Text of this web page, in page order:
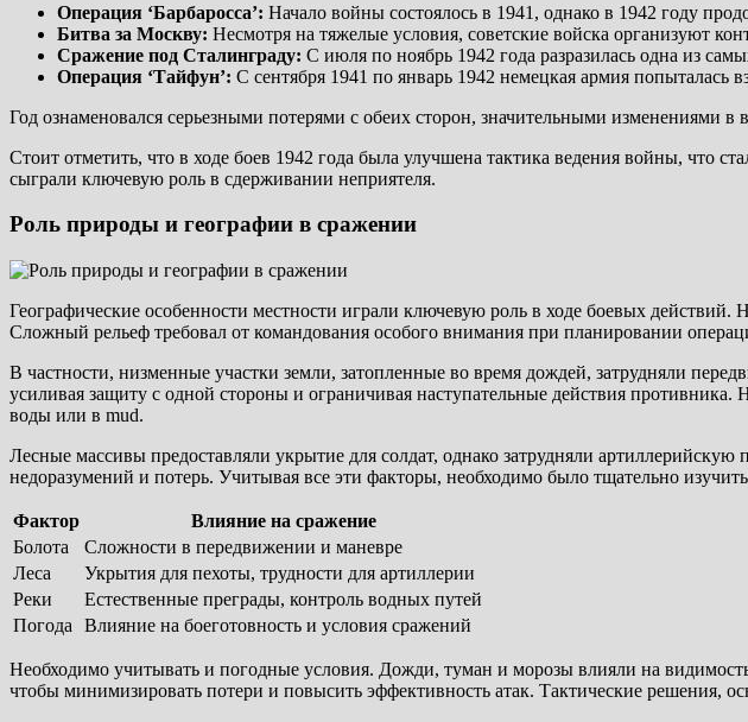
Операция ‘Барбаросса’: Начало войны состоялось в 1941, однако в 1942 году
Битва за Москву: Несмотря на тяжелые условия, советские войска организуют
Сражение под Сталинграду: С июля по ноябрь 1942 года разразилась одна из
Операция ‘Тайфун’: С сентября 1941 по январь 1942 немецкая армия попыталась
Год ознаменовался серьезными потерями с обеих сторон, значительными изменениями
Стоит отметить, что в ходе боев 1942 года была улучшена тактика ведения войны, что
сыграли ключевую роль в сдерживании неприятеля.
Роль природы и географии в сражении
Географические особенности местности играли ключевую роль в ходе боевых действий.
Сложный рельеф требовал от командования особого внимания при планировании
В частности, низменные участки земли, затопленные во время дождей, затрудняли
усиливая защиту с одной стороны и ограничивая наступательные действия
воды или в mud.
Лесные массивы предоставляли укрытие для солдат, однако затрудняли
недоразумений и потерь. Учитывая все эти факторы, необходимо было тщательно
Фактор
Влияние на сражение
Болота
Сложности в передвижении и маневре
Леса
Укрытия для пехоты, трудности для артиллерии
Реки
Естественные преграды, контроль водных путей
Погода
Влияние на боеготовность и условия сражений
Необходимо учитывать и погодные условия. Дожди, туман и морозы влияли на
чтобы минимизировать потери и повысить эффективность атак. Тактические решения,